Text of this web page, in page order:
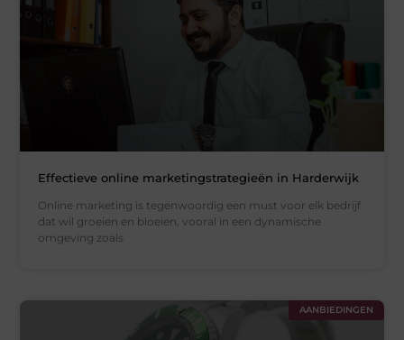
Effectieve online marketingstrategieën in Harderwijk
Online marketing is tegenwoordig een must voor elk bedrijf
dat wil groeien en bloeien, vooral in een dynamische
omgeving zoals
AANBIEDINGEN